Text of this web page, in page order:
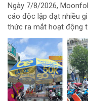
Ngày 7/8/2026,
cáo độc lập đạt nhiều
thức ra mắt hoạt động